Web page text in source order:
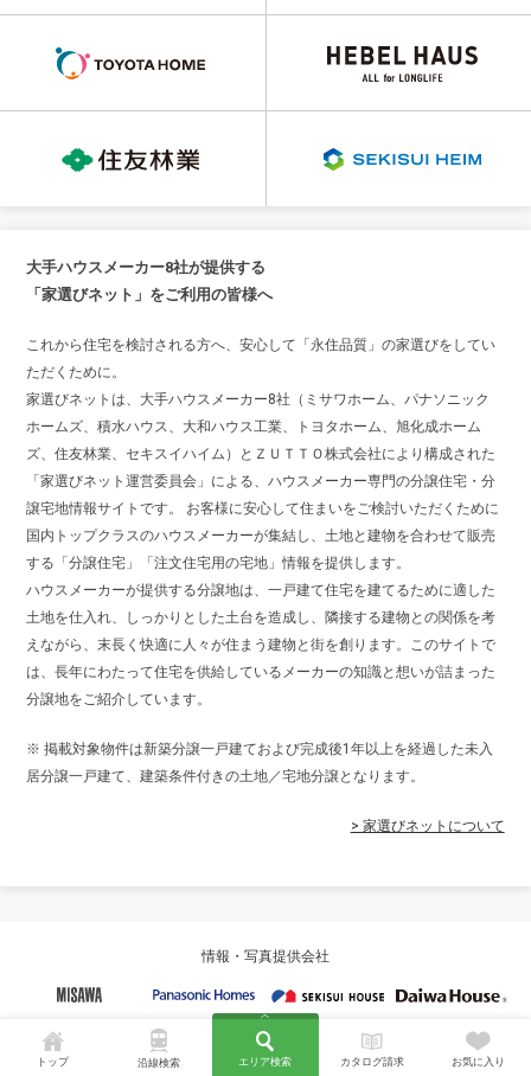
トップ 沿線検索 エリア検索 カタログ請求 お気に入り
大手ハウスメーカー8社が提供する
「家選びネット」をご利用の皆様へ
これから住宅を検討される方へ、安心して「永住品質」の家選びをしてい
ただくために。
家選びネットは、大手ハウスメーカー8社（ミサワホーム、パナソニック
ホームズ、積水ハウス、大和ハウス工業、トヨタホーム、旭化成ホーム
ズ、住友林業、セキスイハイム）とＺＵＴＴＯ株式会社により構成された
「家選びネット運営委員会」による、ハウスメーカー専門の分譲住宅・分
譲宅地情報サイトです。 お客様に安心して住まいをご検討いただくために
国内トップクラスのハウスメーカーが集結し、土地と建物を合わせて販売
する「分譲住宅」「注文住宅用の宅地」情報を提供します。
ハウスメーカーが提供する分譲地は、一戸建て住宅を建てるために適した
土地を仕入れ、しっかりとした土台を造成し、隣接する建物との関係を考
えながら、末長く快適に人々が住まう建物と街を創ります。このサイトで
は、長年にわたって住宅を供給しているメーカーの知識と想いが詰まった
分譲地をご紹介しています。
※ 掲載対象物件は新築分譲一戸建ておよび完成後1年以上を経過した未入
居分譲一戸建て、建築条件付きの土地／宅地分譲となります。
> 家選びネットについて
情報・写真提供会社